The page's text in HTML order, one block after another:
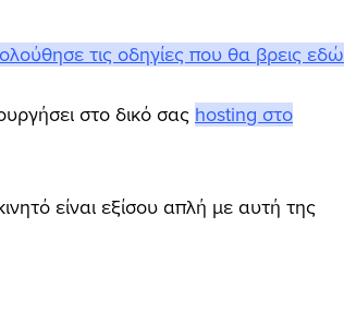
τις οδηγίες που θα βρεις εδώ
στο δικό σας hosting στο
είναι εξίσου απλή με αυτή της